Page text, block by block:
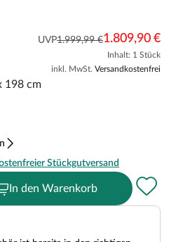
UVP1.999,99 €1.809,90 €
Inhalt: 1 Stück
inkl. MwSt. Versandkostenfrei
198 cm
Stückgutversand
In den Warenkorb